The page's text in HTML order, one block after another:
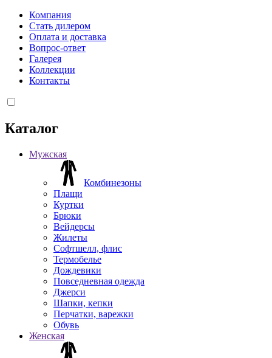
Компания
Стать дилером
Оплата и доставка
Вопрос-ответ
Галерея
Коллекции
Контакты
Каталог
Мужская
Комбинезоны
Плащи
Куртки
Брюки
Вейдерсы
Жилеты
Софтшелл, флис
Термобелье
Дождевики
Повседневная одежда
Джерси
Шапки, кепки
Перчатки, варежки
Обувь
Женская